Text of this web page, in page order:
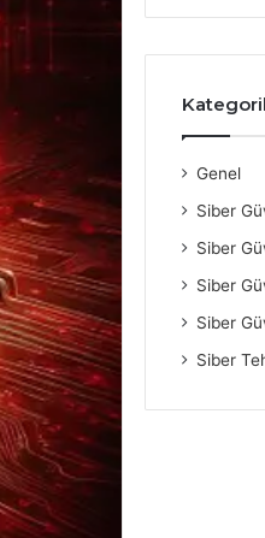
Genel
Siber
Siber
Siber
Siber
Siber